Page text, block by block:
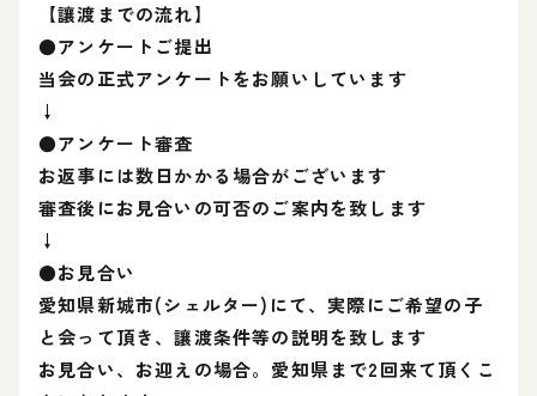
【讓渡までの流れ】
●アンケートご提出
当会の正式アンケートをお願いしています
↓
●アンケート審査
お返事には数日かかる場合がございます
審査後にお見合いの可否のご案内を致します
↓
●お見合い
愛知県新城市(シェルター)にて、実際にご希望の子
と会って頂き、讓渡条件等の説明を致します
お見合い、お迎えの場合。愛知県まで2回来て頂くこ